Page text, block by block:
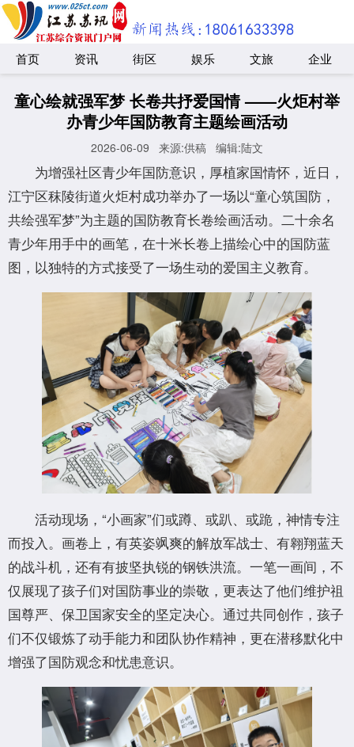
首页 资讯 街区 娱乐 文旅 企业
童心绘就强军梦 长卷共抒爱国情 ——火炬村举
办青少年国防教育主题绘画活动
2026-06-09 来源:供稿 编辑:陆文
为增强社区青少年国防意识，厚植家国情怀，近日，
江宁区秣陵街道火炬村成功举办了一场以“童心筑国防，
共绘强军梦”为主题的国防教育长卷绘画活动。二十余名
青少年用手中的画笔，在十米长卷上描绘心中的国防蓝
图，以独特的方式接受了一场生动的爱国主义教育。
活动现场，“小画家”们或蹲、或趴、或跪，神情专注
而投入。画卷上，有英姿飒爽的解放军战士、有翱翔蓝天
的战斗机，还有有披坚执锐的钢铁洪流。一笔一画间，不
仅展现了孩子们对国防事业的崇敬，更表达了他们维护祖
国尊严、保卫国家安全的坚定决心。通过共同创作，孩子
们不仅锻炼了动手能力和团队协作精神，更在潜移默化中
增强了国防观念和忧患意识。